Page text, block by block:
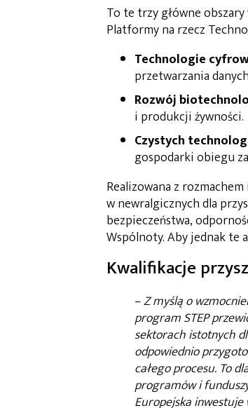
To te trzy główne
Platformy na rzecz
Technologie
przetwarzania
Rozwój
i produkcji żywności.
Czystych
gospodarki obiegu
Realizowana z
w newralgicznych dla
bezpieczeństwa,
Wspólnoty. Aby jednak te
Kwalifikacje
–Z myślą o
program STEP
sektorach istotnych
odpowiednio
całego procesu. To
programów i
Europejska